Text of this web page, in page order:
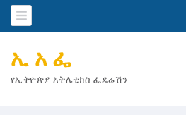
ኢ አ ፌ
የኢትዮጵያ አትሌቲክስ ፌዴሬሽን